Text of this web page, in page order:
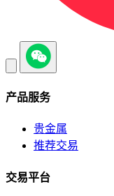
产品服务
贵金属
推荐交易
交易平台